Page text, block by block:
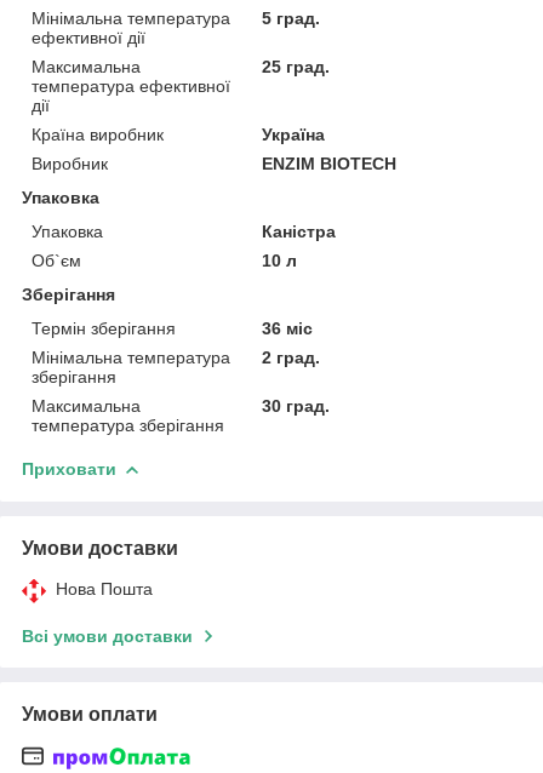
Мінімальна температура
ефективної дії
5 град.
Максимальна
температура ефективної
дії
25 град.
Країна виробник
Україна
Виробник
ENZIM BIOTECH
Упаковка
Упаковка
Каністра
Об`єм
10 л
Зберігання
Термін зберігання
36 міс
Мінімальна температура
зберігання
2 град.
Максимальна
температура зберігання
30 град.
Приховати
Умови доставки
Нова Пошта
Всі умови доставки
Умови оплати